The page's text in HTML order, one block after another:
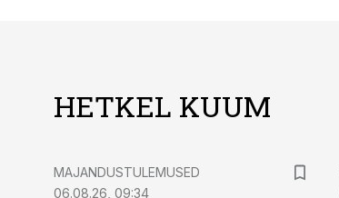
HETKEL KUUM
MAJANDUSTULEMUSED
06.08.26, 09:34